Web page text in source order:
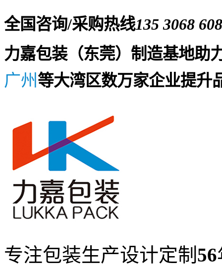
全国咨询/采购热线135 3068
力嘉包装（东莞）制造基地助
广州等大湾区数万家企业提升
专注包装生产设计定制 56